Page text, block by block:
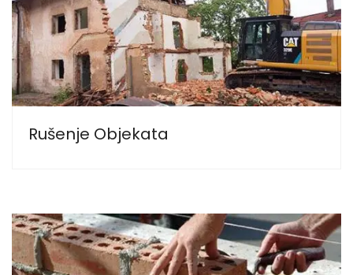
Rušenje Objekata